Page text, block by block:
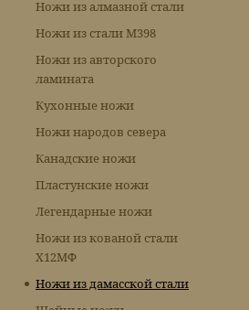
Ножи из алмазной стали
Ножи из стали М398
Ножи из авторского
ламината
Кухонные ножи
Ножи народов севера
Канадские ножи
Пластунские ножи
Легендарные ножи
Ножи из кованой стали
Х12МФ
Ножи из дамасской стали